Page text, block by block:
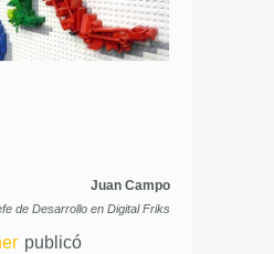
Juan Campo
de Desarrollo en Digital Friks
publicó